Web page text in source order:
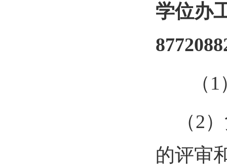
学位办
（ 1
（2
的评审